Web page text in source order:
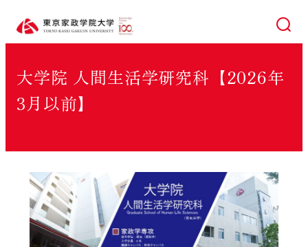
検索
大学院 人間生活学研究科【2026年
3月以前】